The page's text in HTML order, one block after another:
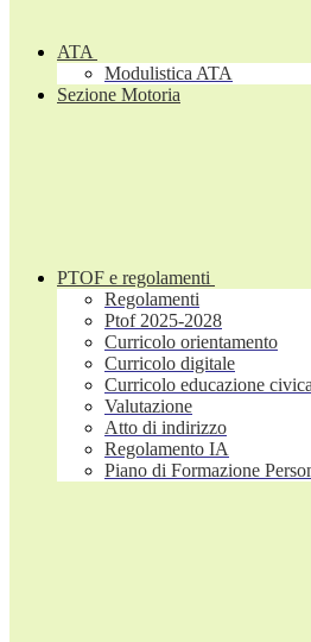
ATA
Modulistica ATA
Sezione Motoria
PTOF e regolamenti
Regolamenti
Ptof 2025-2028
Curricolo orientamento
Curricolo digitale
Curricolo educazione civica
Valutazione
Atto di indirizzo
Regolamento IA
Piano di Formazione